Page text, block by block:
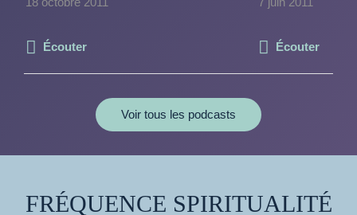
Écouter Écouter
Voir tous les podcasts
FRÉQUENCE SPIRITUALITÉ